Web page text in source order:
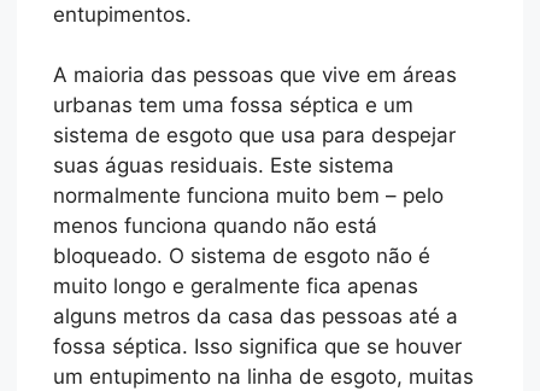
entupimentos.
A maioria das pessoas que vive em áreas
urbanas tem uma fossa séptica e um
sistema de esgoto que usa para despejar
suas águas residuais. Este sistema
normalmente funciona muito bem – pelo
menos funciona quando não está
bloqueado. O sistema de esgoto não é
muito longo e geralmente fica apenas
alguns metros da casa das pessoas até a
fossa séptica. Isso significa que se houver
um entupimento na linha de esgoto, muitas